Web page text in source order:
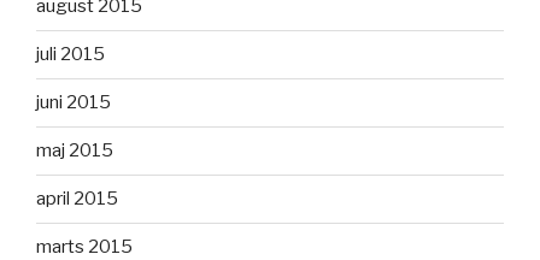
august 2015
juli 2015
juni 2015
maj 2015
april 2015
marts 2015